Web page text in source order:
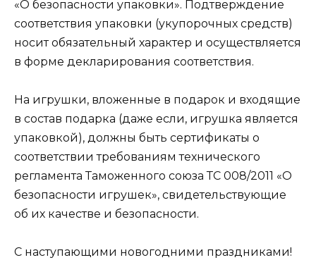
«О безопасности упаковки». Подтверждение
соответствия упаковки (укупорочных средств)
носит обязательный характер и осуществляется
в форме декларирования соответствия.
На игрушки, вложенные в подарок и входящие
в состав подарка (даже если, игрушка является
упаковкой), должны быть сертификаты о
соответствии требованиям технического
регламента Таможенного союза ТС 008/2011 «О
безопасности игрушек», свидетельствующие
об их качестве и безопасности.
С наступающими новогодними праздниками!